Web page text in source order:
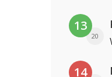
13
20
14